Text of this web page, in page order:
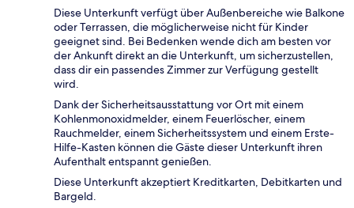
Diese Unterkunft verfügt über Außenbereiche wie Balkone
oder Terrassen, die möglicherweise nicht für Kinder
geeignet sind. Bei Bedenken wende dich am besten vor
der Ankunft direkt an die Unterkunft, um sicherzustellen,
dass dir ein passendes Zimmer zur Verfügung gestellt
wird.
Dank der Sicherheitsausstattung vor Ort mit einem
Kohlenmonoxidmelder, einem Feuerlöscher, einem
Rauchmelder, einem Sicherheitssystem und einem Erste-
Hilfe-Kasten können die Gäste dieser Unterkunft ihren
Aufenthalt entspannt genießen.
Diese Unterkunft akzeptiert Kreditkarten, Debitkarten und
Bargeld.